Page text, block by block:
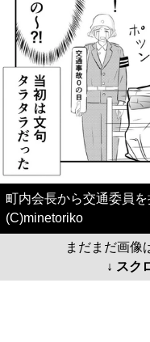
町内会長から交通委員
(C)minetoriko
まだまだ画像
↓ スク